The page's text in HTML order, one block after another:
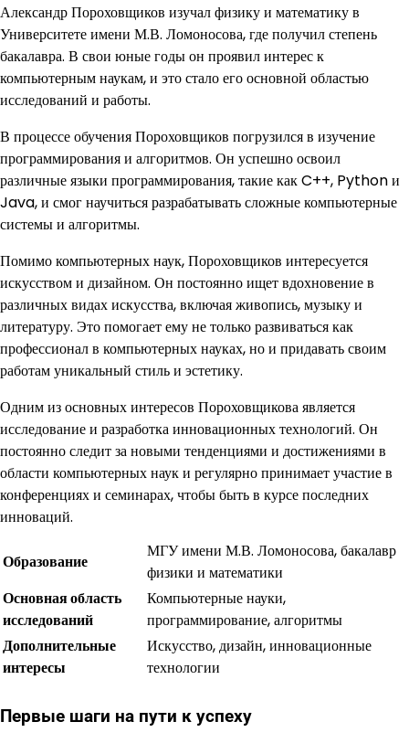
Александр Пороховщиков изучал физику и математику в
Университете имени М.В. Ломоносова, где получил степень
бакалавра. В свои юные годы он проявил интерес к
компьютерным наукам, и это стало его основной областью
исследований и работы.
В процессе обучения Пороховщиков погрузился в изучение
программирования и алгоритмов. Он успешно освоил
различные языки программирования, такие как C++, Python и
Java, и смог научиться разрабатывать сложные компьютерные
системы и алгоритмы.
Помимо компьютерных наук, Пороховщиков интересуется
искусством и дизайном. Он постоянно ищет вдохновение в
различных видах искусства, включая живопись, музыку и
литературу. Это помогает ему не только развиваться как
профессионал в компьютерных науках, но и придавать своим
работам уникальный стиль и эстетику.
Одним из основных интересов Пороховщикова является
исследование и разработка инновационных технологий. Он
постоянно следит за новыми тенденциями и достижениями в
области компьютерных наук и регулярно принимает участие в
конференциях и семинарах, чтобы быть в курсе последних
инноваций.
Образование
МГУ имени М.В. Ломоносова, бакалавр
физики и математики
Основная область
исследований
Компьютерные науки,
программирование, алгоритмы
Дополнительные
интересы
Искусство, дизайн, инновационные
технологии
Первые шаги на пути к успеху